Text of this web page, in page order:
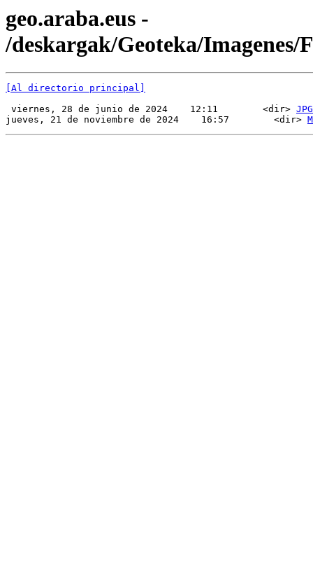
geo.araba.eus -
/deskargak/Geoteka/Imagenes/
[Al directorio principal]
viernes, 28 de junio de 2024    12:11        <dir> JPG
jueves, 21 de noviembre de 2024    16:57        <dir>